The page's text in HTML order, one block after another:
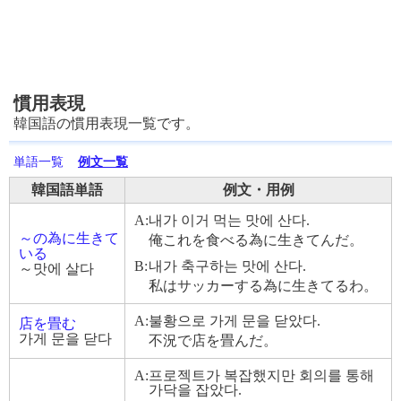
慣用表現
韓国語の慣用表現一覧です。
単語一覧 例文一覧
韓国語単語 例文・用例
～の為に生きて
いる
～맛에 살다
A:내가 이거 먹는 맛에 산다.
俺これを食べる為に生きてんだ。
B:내가 축구하는 맛에 산다.
私はサッカーする為に生きてるわ。
店を畳む
가게 문을 닫다
A:불황으로 가게 문을 닫았다.
不況で店を畳んだ。
A:프로젝트가 복잡했지만 회의를 통해
가닥을 잡았다 .